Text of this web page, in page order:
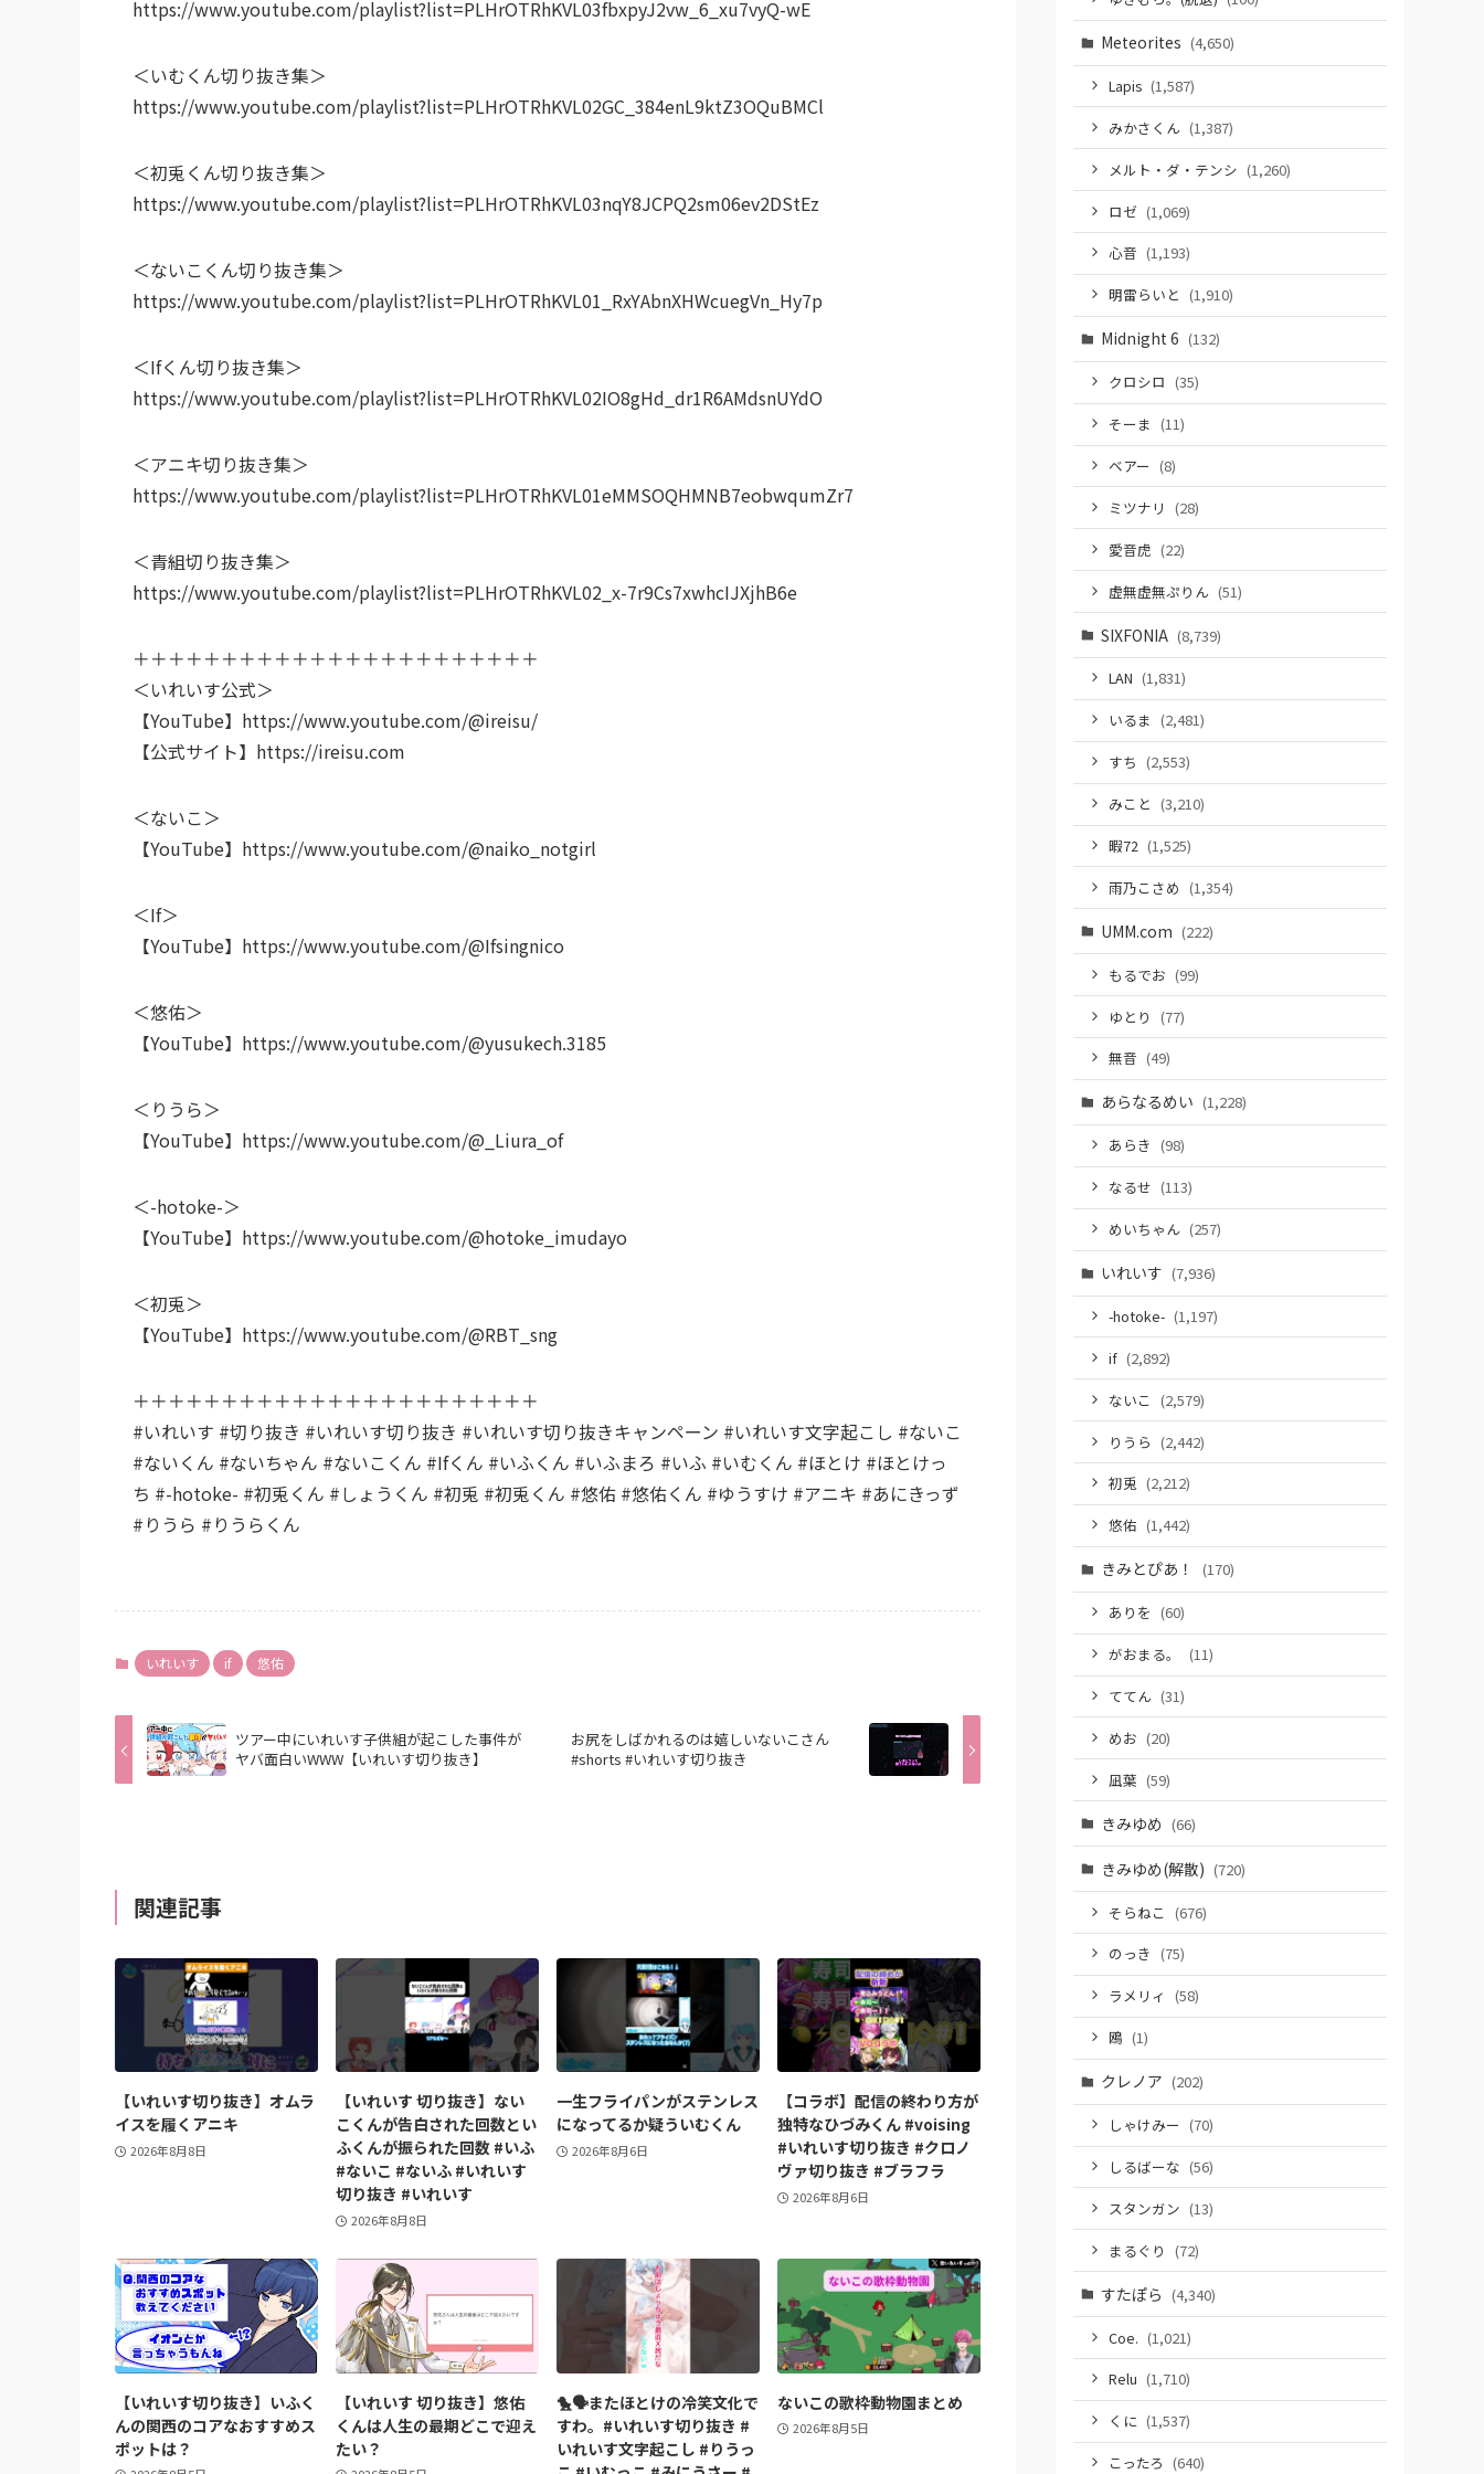
https://www.youtube.com/playlist?list=PLHrOTRhKVL03fbxpyJ2vw_6_xu7vyQ-wE
＜いむくん切り抜き集＞
https://www.youtube.com/playlist?list=PLHrOTRhKVL02GC_384enL9ktZ3OQuBMCl
＜初兎くん切り抜き集＞
https://www.youtube.com/playlist?list=PLHrOTRhKVL03nqY8JCPQ2sm06ev2DStEz
＜ないこくん切り抜き集＞
https://www.youtube.com/playlist?list=PLHrOTRhKVL01_RxYAbnXHWcuegVn_Hy7p
＜Ifくん切り抜き集＞
https://www.youtube.com/playlist?list=PLHrOTRhKVL02IO8gHd_dr1R6AMdsnUYdO
＜アニキ切り抜き集＞
https://www.youtube.com/playlist?list=PLHrOTRhKVL01eMMSOQHMNB7eobwqumZr7
＜青組切り抜き集＞
https://www.youtube.com/playlist?list=PLHrOTRhKVL02_x-7r9Cs7xwhcIJXjhB6e
＋＋＋＋＋＋＋＋＋＋＋＋＋＋＋＋＋＋＋＋＋＋＋
＜いれいす公式＞
【YouTube】https://www.youtube.com/@ireisu/
【公式サイト】https://ireisu.com
＜ないこ＞
【YouTube】https://www.youtube.com/@naiko_notgirl
＜If＞
【YouTube】https://www.youtube.com/@Ifsingnico
＜悠佑＞
【YouTube】https://www.youtube.com/@yusukech.3185
＜りうら＞
【YouTube】https://www.youtube.com/@_Liura_of
＜-hotoke-＞
【YouTube】https://www.youtube.com/@hotoke_imudayo
＜初兎＞
【YouTube】https://www.youtube.com/@RBT_sng
＋＋＋＋＋＋＋＋＋＋＋＋＋＋＋＋＋＋＋＋＋＋＋
#いれいす #切り抜き #いれいす切り抜き #いれいす切り抜きキャンペーン #いれいす文字起こし #ないこ
#ないくん #ないちゃん #ないこくん #Ifくん #いふくん #いふまろ #いふ #いむくん #ほとけ #ほとけっ
ち #-hotoke- #初兎くん #しょうくん #初兎 #初兎くん #悠佑 #悠佑くん #ゆうすけ #アニキ #あにきっず
#りうら #りうらくん
いれいす if 悠佑
ツアー中にいれいす子供組が起こした事件が
ヤバ面白いWWW【いれいす切り抜き】
お尻をしばかれるのは嬉しいないこさん
#shorts #いれいす切り抜き
関連記事
【いれいす切り抜き】オムラ
イスを履くアニキ
2026年8月8日
【いれいす 切り抜き】ない
こくんが告白された回数とい
ふくんが振られた回数 #いふ
#ないこ #ないふ #いれいす
切り抜き #いれいす
2026年8月8日
一生フライパンがステンレス
になってるか疑ういむくん
2026年8月6日
【コラボ】配信の終わり方が
独特なひづみくん #voising
#いれいす切り抜き #クロノ
ヴァ切り抜き #ブラフラ
2026年8月6日
【いれいす切り抜き】いふく
んの関西のコアなおすすめス
ポットは？
【いれいす 切り抜き】悠佑
くんは人生の最期どこで迎え
たい？
🐤🗣️またほとけの冷笑文化で
すわ。#いれいす切り抜き #
いれいす文字起こし #りうっ
ないこの歌枠動物園まとめ
2026年8月5日
Meteorites (4,650)
Lapis (1,587)
みかさくん (1,387)
メルト・ダ・テンシ (1,260)
ロゼ (1,069)
心音 (1,193)
明雷らいと (1,910)
Midnight 6 (132)
クロシロ (35)
そーま (11)
ベアー (8)
ミツナリ (28)
愛音虎 (22)
虚無虚無ぷりん (51)
SIXFONIA (8,739)
LAN (1,831)
いるま (2,481)
すち (2,553)
みこと (3,210)
暇72 (1,525)
雨乃こさめ (1,354)
UMM.com (222)
もるでお (99)
ゆとり (77)
無音 (49)
あらなるめい (1,228)
あらき (98)
なるせ (113)
めいちゃん (257)
いれいす (7,936)
-hotoke- (1,197)
if (2,892)
ないこ (2,579)
りうら (2,442)
初兎 (2,212)
悠佑 (1,442)
きみとぴあ！ (170)
ありを (60)
がおまる。
(11)
ててん (31)
めお (20)
凪葉 (59)
きみゆめ (66)
きみゆめ(解散) (720)
そらねこ (676)
のっき (75)
ラメリィ (58)
鴎 (1)
クレノア (202)
しゃけみー (70)
しるばーな (56)
スタンガン (13)
まるぐり (72)
すたぽら (4,340)
Coe. (1,021)
Relu (1,710)
くに (1,537)
こったろ (640)